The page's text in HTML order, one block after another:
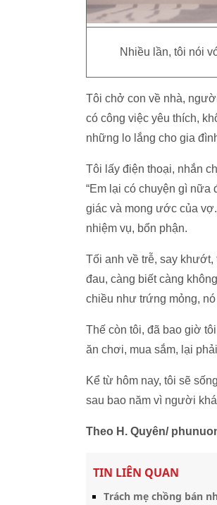
Nhiều lần, tôi nói
Tôi chở con về nhà,
có công việc yêu thích,
những lo lắng cho gia
Tôi lấy điện thoại, nhắn
“Em lại có chuyện gì nữa
giác và mong ước của
nhiệm vụ, bổn phận.
Tối anh về trễ, say khướt,
đau, càng biết càng
chiều như trứng mỏng,
Thế còn tôi, đã bao giờ
ăn chơi, mua sắm, lại
Kể từ hôm nay, tôi sẽ
sau bao năm vì người
Theo H. Quyên/
TIN LIÊN QUAN
Trách mẹ chồng bán